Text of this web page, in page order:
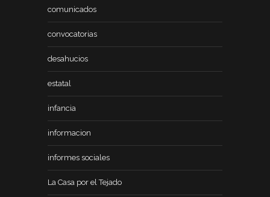
comunicados
convocatorias
desahucios
estatal
infancia
informacion
informes sociales
La Casa por el Tejado